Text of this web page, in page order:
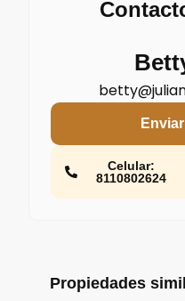
Celular:
8110802624
Propiedades